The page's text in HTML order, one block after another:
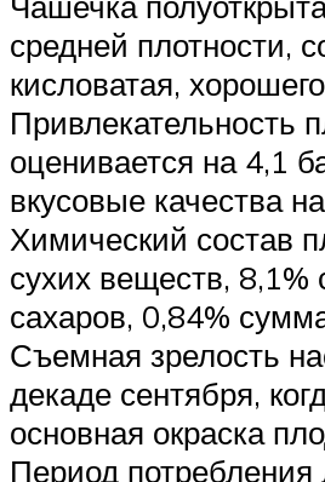
средней плотности,
кисловатая,
Привлекательность
оценивается на 4,1
вкусовые качества
Химический состав
сухих веществ, 8,1%
сахаров, 0,84%
Съемная зрелость
декаде сентября,
основная окраска
Период потребления